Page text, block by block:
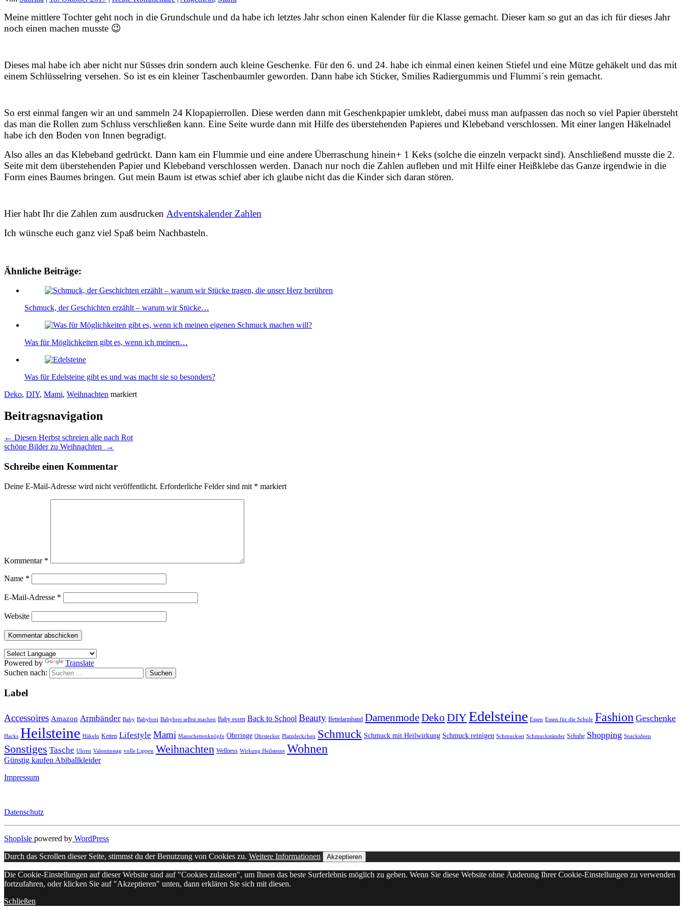
Meine mittlere Tochter geht noch in die Grundschule und da habe ich letztes Jahr schon einen Kalender für die Klasse gemacht. Dieser kam so gut an das ich für dieses Jahr
noch einen machen musste 😉
Dieses mal habe ich aber nicht nur Süsses drin sondern auch kleine Geschenke. Für den 6. und 24. habe ich einmal einen keinen Stiefel und eine Mütze gehäkelt und das mit
einem Schlüsselring versehen. So ist es ein kleiner Taschenbaumler geworden. Dann habe ich Sticker, Smilies Radiergummis und Flummi´s rein gemacht.
So erst einmal fangen wir an und sammeln 24 Klopapierrollen. Diese werden dann mit Geschenkpapier umklebt, dabei muss man aufpassen das noch so viel Papier übersteht
das man die Rollen zum Schluss verschließen kann. Eine Seite wurde dann mit Hilfe des überstehenden Papieres und Klebeband verschlossen. Mit einer langen Häkelnadel
habe ich den Boden von Innen begradigt.
Also alles an das Klebeband gedrückt. Dann kam ein Flummie und eine andere Überraschung hinein+ 1 Keks (solche die einzeln verpackt sind). Anschließend musste die 2.
Seite mit dem überstehenden Papier und Klebeband verschlossen werden. Danach nur noch die Zahlen aufleben und mit Hilfe einer Heißklebe das Ganze irgendwie in die
Form eines Baumes bringen. Gut mein Baum ist etwas schief aber ich glaube nicht das die Kinder sich daran stören.
Hier habt Ihr die Zahlen zum ausdrucken Adventskalender Zahlen
Ich wünsche euch ganz viel Spaß beim Nachbasteln.
Ähnliche Beiträge:
Schmuck, der Geschichten erzählt – warum wir Stücke…
Was für Möglichkeiten gibt es, wenn ich meinen…
Was für Edelsteine gibt es und was macht sie so besonders?
Deko, DIY, Mami, Weihnachten markiert
Beitragsnavigation
← Diesen Herbst schreien alle nach Rot
schöne Bilder zu Weihnachten
→
Schreibe einen Kommentar
Deine E-Mail-Adresse wird nicht veröffentlicht. Erforderliche Felder sind mit * markiert
Kommentar *
Name *
E-Mail-Adresse *
Website
Powered by
Translate
Suchen nach:
Label
Accessoires Amazon Armbänder Baby Babybrei Babybrei selbst machen Baby essen Back to School Beauty Bettelarmband DamenmodeDeko DIYEdelsteine Essen Essen für die Schule Fashion Geschenke
Hacks Heilsteine Häkeln Ketten Lifestyle Mami Manschettenknöpfe Ohrringe Ohrstecker Platzdeckchen Schmuck Schmuck mit Heilwirkung Schmuck reinigen Schmuckset Schmuckständer Schuhe Shopping Snackideen
Sonstiges Tasche Uhren Valentinstag volle Lippen Weihnachten Wellness Wirkung Heilsteine Wohnen
Günstig kaufen Abiballkleider
Impressum
Datenschutz
ShopIsle powered by WordPress
Durch das Scrollen dieser Seite, stimmst du der Benutzung von Cookies zu. Weitere Informationen Akzeptieren
Die Cookie-Einstellungen auf dieser Website sind auf "Cookies zulassen", um Ihnen das beste Surferlebnis möglich zu geben. Wenn Sie diese Website ohne Änderung Ihrer Cookie-Einstellungen zu verwenden
fortzufahren, oder klicken Sie auf "Akzeptieren" unten, dann erklären Sie sich mit diesen.
Schließen